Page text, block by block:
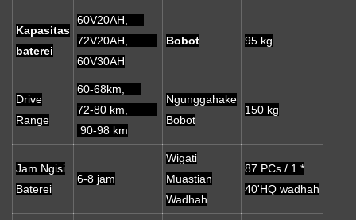
Kapasitas
baterei
60V20AH,
72V20AH,
60V30AH
Bobot 95 kg
Drive
Range
60-68km,
72-80 km,
90-98 km
Ngunggahake
Bobot
150 kg
Jam Ngisi
Baterei
6-8 jam
Wigati
Muastian
Wadhah
87 PCs / 1 *
40'HQ wadhah